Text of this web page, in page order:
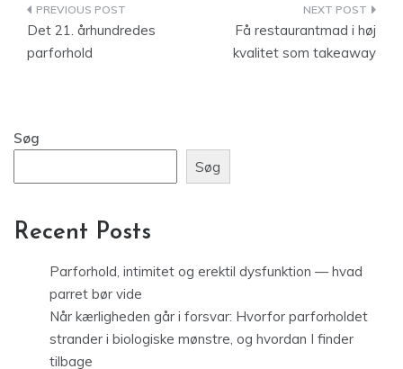
Indlægsnavigation
Det 21. århundredes
parforhold
Få restaurantmad i høj
kvalitet som takeaway
Søg
Søg
Recent Posts
Parforhold, intimitet og erektil dysfunktion — hvad
parret bør vide
Når kærligheden går i forsvar: Hvorfor parforholdet
strander i biologiske mønstre, og hvordan I finder
tilbage